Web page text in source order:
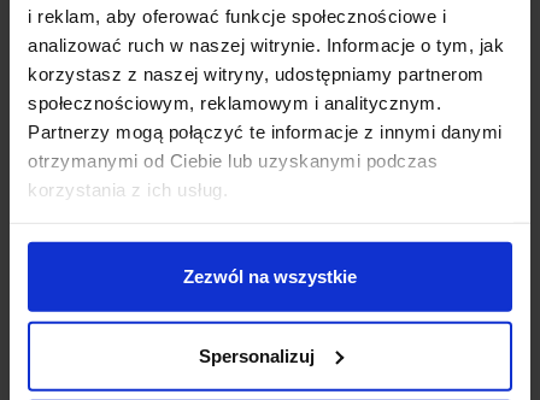
i reklam, aby oferować funkcje społecznościowe i
analizować ruch w naszej witrynie. Informacje o tym, jak
korzystasz z naszej witryny, udostępniamy partnerom
społecznościowym, reklamowym i analitycznym.
Partnerzy mogą połączyć te informacje z innymi danymi
otrzymanymi od Ciebie lub uzyskanymi podczas
korzystania z ich usług.
Zezwól na wszystkie
Spersonalizuj
Opis
NAT-LED213B-L0102F-30, 213B-L1002F-30
oprawa wpuszczana w ścianę z oświetleniem LED
markiEXOnależącej do hiszpańskiej firmy
NOVOLUX. Niewielka okrągła lampa posiada pierścień
dyfuzor z matowego poliwęglanu w 3 kolorach do
wyboru: biały, niebieski oraz zielony. Jako źródło
światła zastosowano diodę LED o mocy 1,5W, która
emituje światło o temperaturze 6000K. Ta ścienna
ledowa oprawa wpuszczanaNAT-LED EXO
sprawdzi się jako oświetlenie schodów, korytarzy czy